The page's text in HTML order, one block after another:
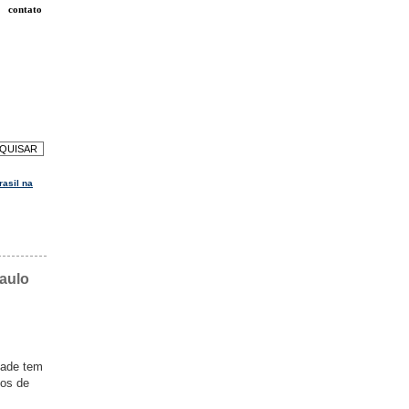
contato
na
tem
de